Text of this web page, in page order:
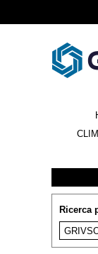
Ricerca